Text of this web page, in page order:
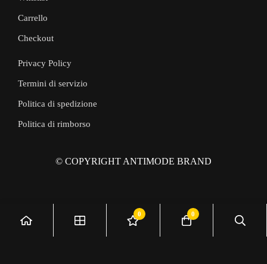
Carrello
Checkout
Privacy Policy
Termini di servizio
Politica di spedizione
Politica di rimborso
© COPYRIGHT ANTIMODE BRAND
0 0